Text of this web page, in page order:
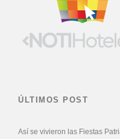
ÚLTIMOS POST
Así se vivieron las Fiestas